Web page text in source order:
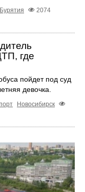
Бурятия
2074
где
пойдет под суд
девочка.
Новосибирск